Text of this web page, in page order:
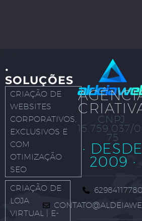
·
SOLUÇÕES
CRIAÇÃO DE
WEBSITES
CORPORATIVOS,
EXCLUSIVOS E
COM
OTIMIZAÇÃO
SEO
CRIAÇÃO DE
LOJA
VIRTUAL | E-
CNPJ:
15.759.037/
75
· DESDE
2009 ·
62984117780